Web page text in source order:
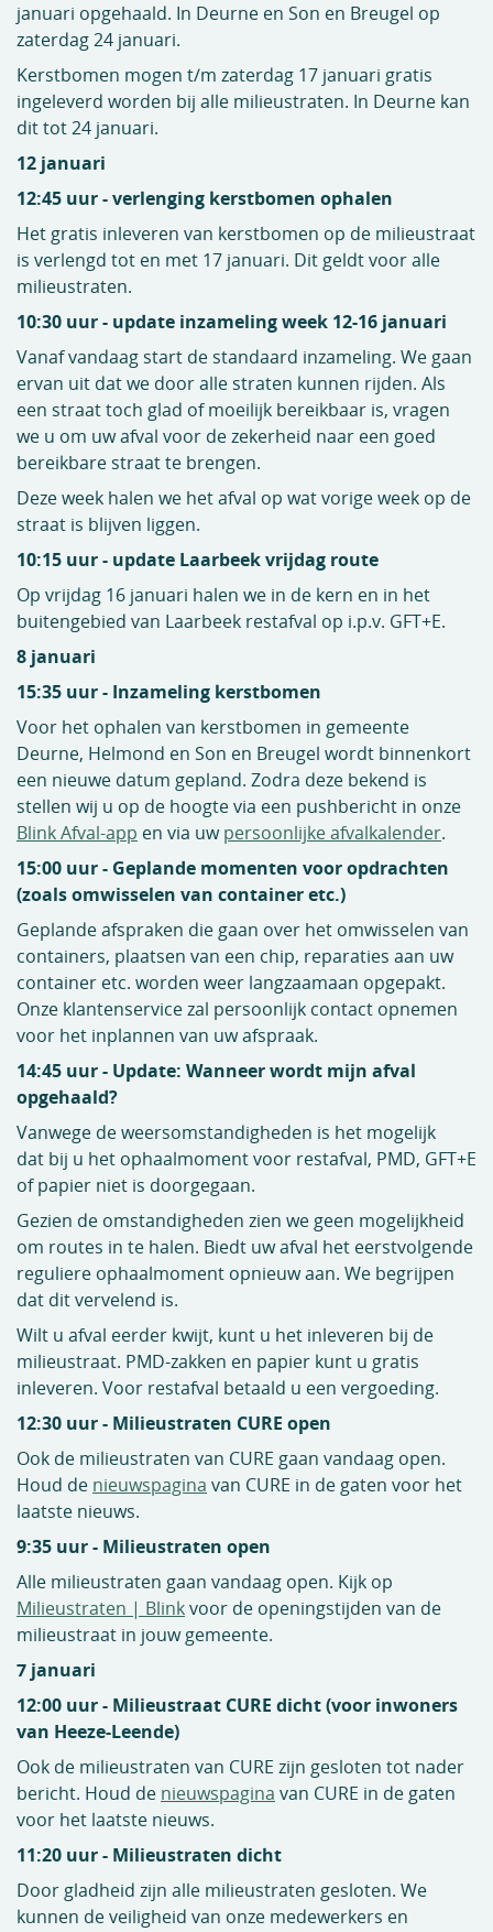
januari opgehaald. In Deurne en Son en Breugel op
zaterdag 24 januari.
Kerstbomen mogen t/m zaterdag 17 januari gratis
ingeleverd worden bij alle milieustraten. In Deurne kan
dit tot 24 januari.
12 januari
12:45 uur - verlenging kerstbomen ophalen
Het gratis inleveren van kerstbomen op de milieustraat
is verlengd tot en met 17 januari. Dit geldt voor alle
milieustraten.
10:30 uur - update inzameling week 12-16 januari
Vanaf vandaag start de standaard inzameling. We gaan
ervan uit dat we door alle straten kunnen rijden. Als
een straat toch glad of moeilijk bereikbaar is, vragen
we u om uw afval voor de zekerheid naar een goed
bereikbare straat te brengen.
Deze week halen we het afval op wat vorige week op de
straat is blijven liggen.
10:15 uur - update Laarbeek vrijdag route
Op vrijdag 16 januari halen we in de kern en in het
buitengebied van Laarbeek restafval op i.p.v. GFT+E.
8 januari
15:35 uur - Inzameling kerstbomen
Voor het ophalen van kerstbomen in gemeente
Deurne, Helmond en Son en Breugel wordt binnenkort
een nieuwe datum gepland. Zodra deze bekend is
stellen wij u op de hoogte via een pushbericht in onze
Blink Afval-app en via uwpersoonlijke afvalkalender.
15:00 uur - Geplande momenten voor opdrachten
(zoals omwisselen van container etc.)
Geplande afspraken die gaan over het omwisselen van
containers, plaatsen van een chip, reparaties aan uw
container etc. worden weer langzaamaan opgepakt.
Onze klantenservice zal persoonlijk contact opnemen
voor het inplannen van uw afspraak.
14:45 uur - Update: Wanneer wordt mijn afval
opgehaald?
Vanwege de weersomstandigheden is het mogelijk
dat bij u het ophaalmoment voor restafval, PMD, GFT+E
of papier niet is doorgegaan.
Gezien de omstandigheden zien we geen mogelijkheid
om routes in te halen. Biedt uw afval het eerstvolgende
reguliere ophaalmoment opnieuw aan. We begrijpen
dat dit vervelend is.
Wilt u afval eerder kwijt, kunt u het inleveren bij de
milieustraat. PMD-zakken en papier kunt u gratis
inleveren. Voor restafval betaald u een vergoeding.
12:30 uur - Milieustraten CURE open
Ook de milieustraten van CURE gaan vandaag open.
Houd de nieuwspagina van CURE in de gaten voor het
laatste nieuws.
9:35 uur - Milieustraten open
Alle milieustraten gaan vandaag open. Kijk op
Milieustraten | Blinkvoor de openingstijden van de
milieustraat in jouw gemeente.
7 januari
12:00 uur - Milieustraat CURE dicht (voor inwoners
van Heeze-Leende)
Ook de milieustraten van CURE zijn gesloten tot nader
bericht. Houd de nieuwspagina van CURE in de gaten
voor het laatste nieuws.
11:20 uur - Milieustraten dicht
Door gladheid zijn alle milieustraten gesloten. We
kunnen de veiligheid van onze medewerkers en